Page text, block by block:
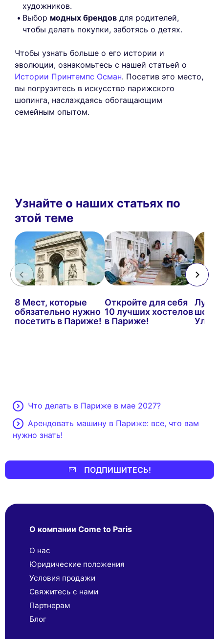
художников.
Выбор модных брендов для родителей,
чтобы делать покупки, заботясь о детях.
Чтобы узнать больше о его истории и
эволюции, ознакомьтесь с нашей статьей о
Истории Принтемпс Осман. Посетив это место,
вы погрузитесь в искусство парижского
шопинга, наслаждаясь обогащающим
семейным опытом.
Узнайте о наших статьях по
этой теме
8 Мест, которые
обязательно нужно
посетить в Париже!
Откройте для себя
10 лучших хостелов
в Париже!
Что делать в Париже в мае 2027?
Арендовать машину в Париже: все, что вам
нужно знать!
ПОДПИШИТЕСЬ!
О компании Come to Paris
О нас
Юридические положения
Условия продажи
Свяжитесь с нами
Партнерaм
Блог